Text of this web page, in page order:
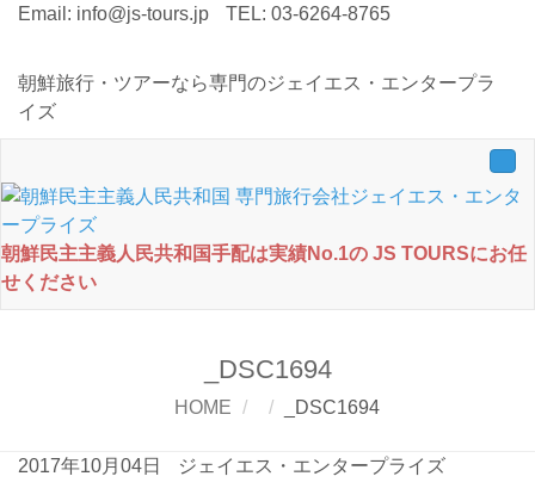
Email: info@js-tours.jp TEL: 03-6264-8765
朝鮮旅行・ツアーなら専門のジェイエス・エンタープラ
イズ
朝鮮民主主義人民共和国手配は実績No.1の JS TOURSにお任
せください
_DSC1694
HOME _DSC1694
2017年10月04日 ジェイエス・エンタープライズ